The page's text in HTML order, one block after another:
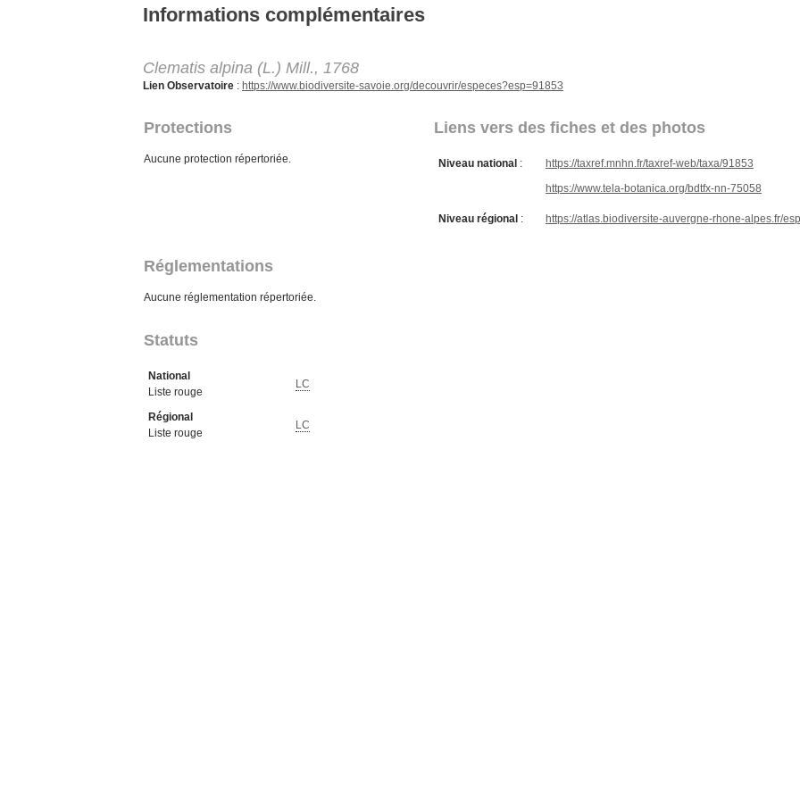
Informations complémentaires
Clematis alpina (L.) Mill., 1768
Lien Observatoire : https://www.biodiversite-savoie.org/decouvrir/especes?esp=91853
Protections Liens vers des fiches et des photos
Aucune protection répertoriée. Niveau national :
https://taxref.mnhn.fr/taxref-web/taxa/91853
https://www.tela-botanica.org/bdtfx-nn-75058
Niveau régional : https://atlas.biodiversite-auvergne-rhone-alpes.fr/
Réglementations
Aucune réglementation répertoriée.
Statuts
National
Liste rouge
LC
Régional
Liste rouge
LC